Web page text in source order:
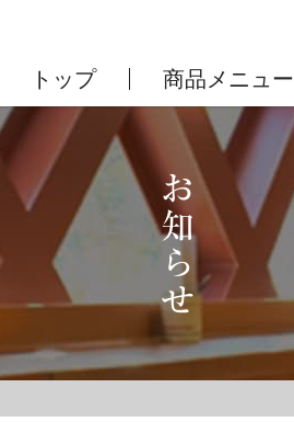
トップ 商品メニュー